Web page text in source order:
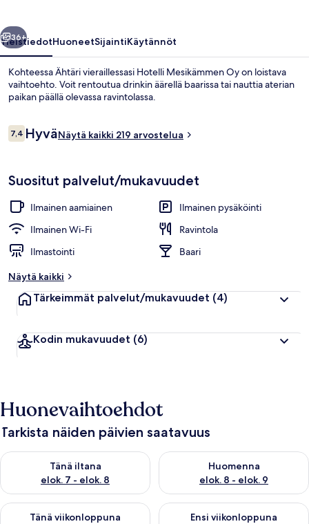
Parveke
Seuraava
36+
YleistiedotHuoneetSijaintiKäytännöt
Kohteessa Ähtäri vieraillessasi Hotelli Mesikämmen Oy on loistava
vaihtoehto. Voit rentoutua drinkin äärellä baarissa tai nauttia aterian
paikan päällä olevassa ravintolassa.
Arvostelut
7,47,4 kautta 10.
HyväNäytä kaikki 219 arvostelua
Suositut palvelut/mukavuudet
Ilmainen aamiainen
Ilmainen pysäköinti
Ilmainen Wi-Fi
Ravintola
Ilmastointi
Baari
Näytä kaikki
Tärkeimmät palvelut/mukavuudet (4)
Kodin mukavuudet (6)
Huonevaihtoehdot
Tarkista näiden päivien saatavuus
Tänä iltana
elok. 7 - elok. 8
Tarkista tämän illan saatavuus elok. 7 - elok. 8
Huomenna
elok. 8 - elok. 9
Tarkista huomisen saatavuus
Tänä viikonloppuna
Tarkista tämän viikonlopun saatavuus elok. 7 - elok. 9
Ensi viikonloppuna
Tarkista ensi viikonlopun